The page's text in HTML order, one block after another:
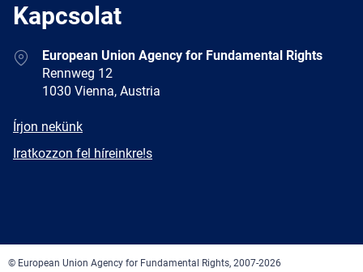
Kapcsolat
AddressEuropean Union Agency for Fundamental Rights
Rennweg 12
1030 Vienna, Austria
E-
Írjon nekünk
Newsletter
Iratkozzon fel híreinkre!s
© European Union Agency for Fundamental Rights, 2007-2026